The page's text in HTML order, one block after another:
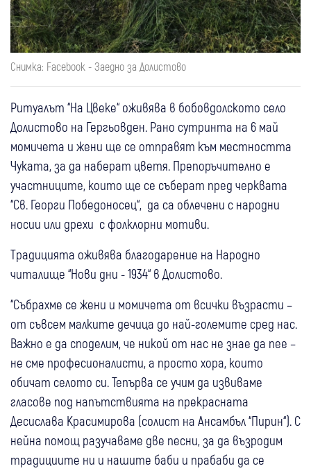
Снимка: Facebook - Заедно за Долистово
Ритуалът “На Цвеке“ оживява в бобовдолското село
Долистово на Гергьовден. Рано сутринта на 6 май
момичета и жени ще се отправят към местността
Чуката, за да наберат цветя. Препоръчително е
участниците, които ще се съберат пред черквата
“Св. Георги Победоносец“, да са облечени с народни
носии или дрехи с фолклорни мотиви.
Традицията оживява благодарение на Народно
читалище “Нови дни - 1934“ в Долистово.
“Събрахме се жени и момичета от всички възрасти –
от съвсем малките дечица до най-големите сред нас.
Важно е да споделим, че никой от нас не знае да пее –
не сме професионалисти, а просто хора, които
обичат селото си. Тепърва се учим да извиваме
гласове под напътствията на прекрасната
Десислава Красимирова (солист на Ансамбъл “Пирин“). С
нейна помощ разучаваме две песни, за да възродим
традициите ни и нашите баби и прабаби да се